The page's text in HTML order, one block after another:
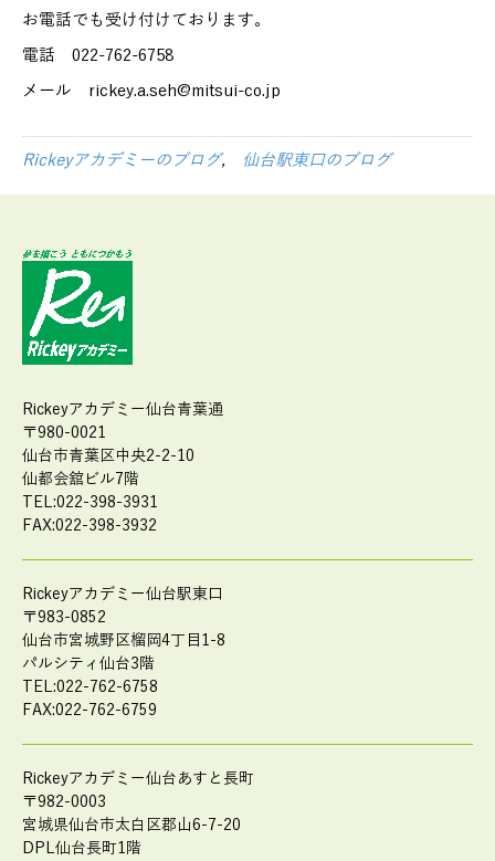
お電話でも受け付けております。
電話 022-762-6758
メール rickey.a.seh@mitsui-co.jp
Rickeyアカデミーのブログ, 仙台駅東口のブログ
Rickeyアカデミー仙台青葉通
〒980-0021
仙台市青葉区中央2-2-10
仙都会舘ビル7階
TEL:022-398-3931
FAX:022-398-3932
Rickeyアカデミー仙台駅東口
〒983-0852
仙台市宮城野区榴岡4丁目1-8
パルシティ仙台3階
TEL:022-762-6758
FAX:022-762-6759
Rickeyアカデミー仙台あすと長町
〒982-0003
宮城県仙台市太白区郡山6-7-20
DPL仙台長町1階